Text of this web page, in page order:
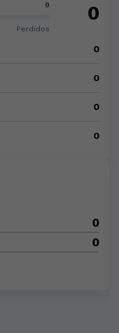
0
Perdidos
0
0
0
0
0
0
0